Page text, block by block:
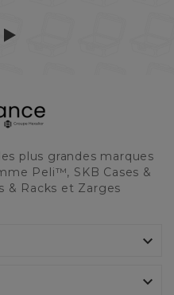
plus grandes marques
Peli™, SKB Cases &
& Racks et Zarges

